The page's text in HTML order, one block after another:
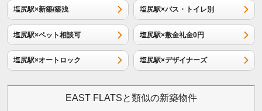
塩尻駅×新築/築浅 塩尻駅×バス・トイレ別
塩尻駅×ペット相談可 塩尻駅×敷金礼金0円
塩尻駅×オートロック 塩尻駅×デザイナーズ
EAST FLATSと類似の新築物件